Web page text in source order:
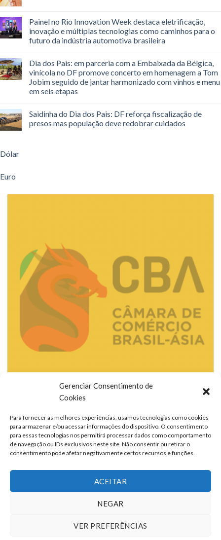
Gerenciar Consentimento de
Cookies
Para fornecer as melhores experiências, usamos tecnologias como cookies
para armazenar e/ou acessar informações do dispositivo. O consentimento
para essas tecnologias nos permitirá processar dados como comportamento
de navegação ou IDs exclusivos neste site. Não consentir ou retirar o
consentimento pode afetar negativamente certos recursos e funções.
ACEITAR
NEGAR
VER PREFERÊNCIAS
Painel no Rio Innovation Week destaca eletrificação,
inovação e múltiplas tecnologias como caminhos para o
futuro da indústria automotiva brasileira
Dia dos Pais: em parceria com a Embaixada da Bélgica,
vinícola no DF promove concerto em homenagem a Tom
Jobim seguido de jantar harmonizado com vinhos e menu
em seis etapas
Saidinha do Dia dos Pais: DF reforça fiscalização de
presos mas população deve redobrar cuidados
Dólar
Euro